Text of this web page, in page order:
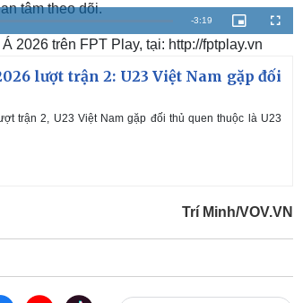
tâm theo dõi.
R
e
m
n
-3:19
P
i
c
t
r
e
-
-
P
F
u
c
r
2026 trên FPT Play, tại: http://fptplay.vn
lượt trận 2: U23 Việt Nam gặp đối
trận 2, U23 Việt Nam gặp đối thủ quen thuộc là U23
Trí Minh/VOV.VN